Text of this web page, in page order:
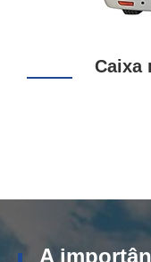
Caixa
A